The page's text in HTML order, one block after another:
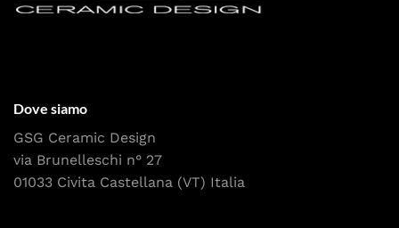
Dove siamo
GSG Ceramic Design
via Brunelleschi n° 27
01033 Civita Castellana (VT) Italia